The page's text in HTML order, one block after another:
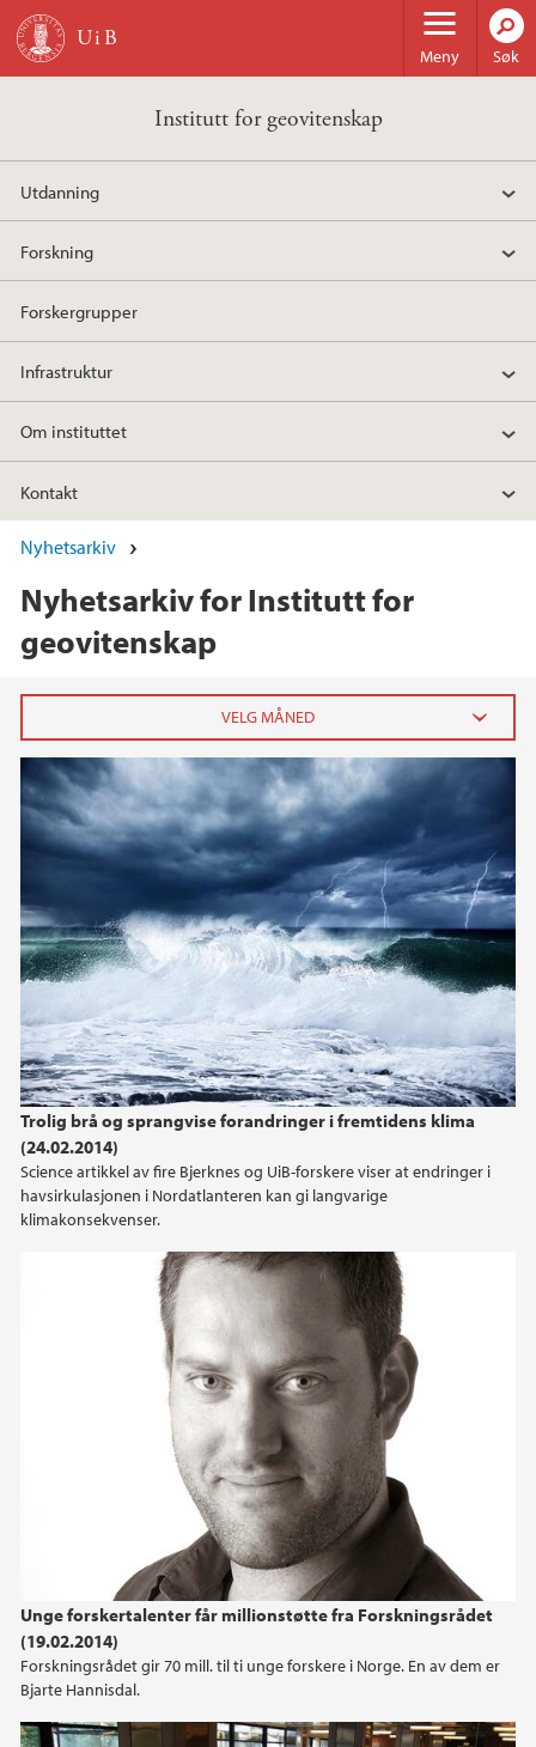
Hopp til hovedinnhold
Meny Søk
Institutt for geovitenskap
Utdanning
Forskning
Forskergrupper
Infrastruktur
Om instituttet
Kontakt
Nyhetsarkiv
Nyhetsarkiv for Institutt for
geovitenskap
Trolig brå og sprangvise forandringer i fremtidens klima
(24.02.2014)
Science artikkel av fire Bjerknes og UiB-forskere viser at endringer i
havsirkulasjonen i Nordatlanteren kan gi langvarige
klimakonsekvenser.
Unge forskertalenter får millionstøtte fra Forskningsrådet
(19.02.2014)
Forskningsrådet gir 70 mill. til ti unge forskere i Norge. En av dem er
Bjarte Hannisdal.
2026
juni (1)
april (2)
februar (1)
januar (3)
2025
2024
2023
2020
2019
2018
2017
2016
2015